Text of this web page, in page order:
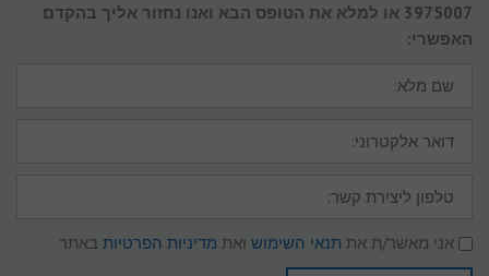
3975007 או למלא את הטופס הבא ואנו נחזור אליך בהקדם
האפשרי:
מלא:
אלקטרוני:
ליצירת
תנאי
שימוש
ומדיניות
אני מאשר/ת את תנאי השימוש ואת מדיניות הפרטיות באתר